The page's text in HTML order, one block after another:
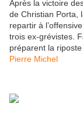
Après la victoire
de Christian Porta,
repartir à
trois ex-grévistes.
préparent la
Pierre Michel